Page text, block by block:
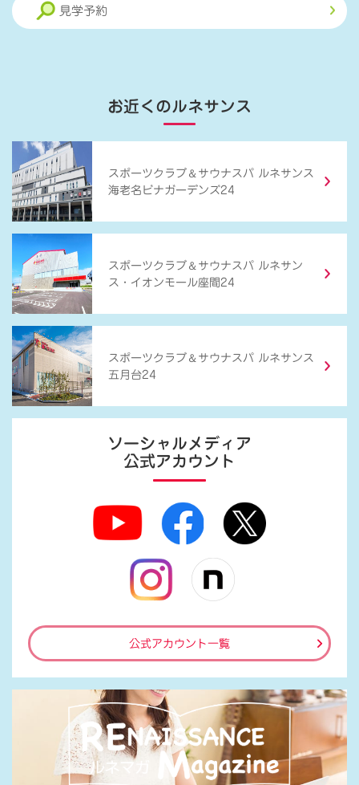
見学予約
お近くのルネサンス
スポーツクラブ ＆ サウナスパ ルネサンス
海老名ビナガーデンズ24
スポーツクラブ ＆ サウナスパ ルネサン
ス・イオンモール座間24
スポーツクラブ ＆ サウナスパ ルネサンス
五月台24
ソーシャルメディア
公式アカウント
公式アカウント一覧